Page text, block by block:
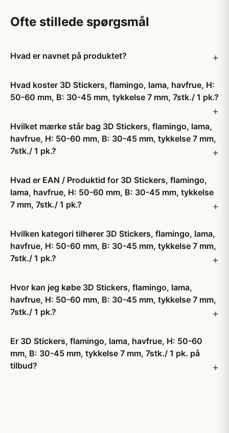
Ofte stillede spørgsmål
Hvad er navnet på produktet?
Hvad koster 3D Stickers, flamingo, lama, havfrue, H:
50-60 mm, B: 30-45 mm, tykkelse 7 mm, 7stk./ 1 pk.?
Hvilket mærke står bag 3D Stickers, flamingo, lama,
havfrue, H: 50-60 mm, B: 30-45 mm, tykkelse 7 mm,
7stk./ 1 pk.?
Hvad er EAN / Produktid for 3D Stickers, flamingo,
lama, havfrue, H: 50-60 mm, B: 30-45 mm, tykkelse
7 mm, 7stk./ 1 pk.?
Hvilken kategori tilhører 3D Stickers, flamingo, lama,
havfrue, H: 50-60 mm, B: 30-45 mm, tykkelse 7 mm,
7stk./ 1 pk.?
Hvor kan jeg købe 3D Stickers, flamingo, lama,
havfrue, H: 50-60 mm, B: 30-45 mm, tykkelse 7 mm,
7stk./ 1 pk.?
Er 3D Stickers, flamingo, lama, havfrue, H: 50-60
mm, B: 30-45 mm, tykkelse 7 mm, 7stk./ 1 pk. på
tilbud?